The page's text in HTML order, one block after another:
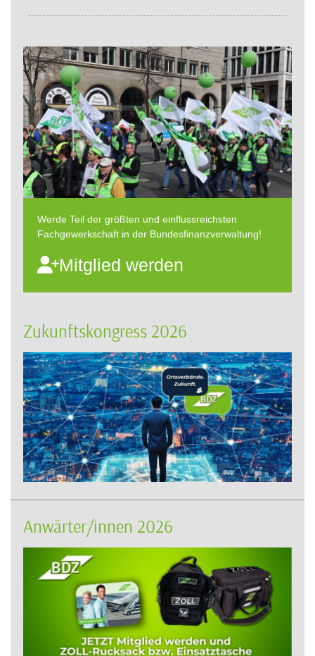
Werde Teil der größten und einflussreichsten
Fachgewerkschaft in der Bundesfinanzverwaltung!
Mitglied werden
Zukunftskongress 2026
Anwärter/innen 2026